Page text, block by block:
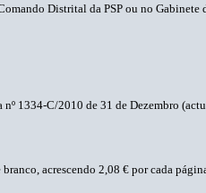
Distrital da PSP ou no
1334-C/2010 de 31 de Dezembro
acrescendo 2,08 € por cada